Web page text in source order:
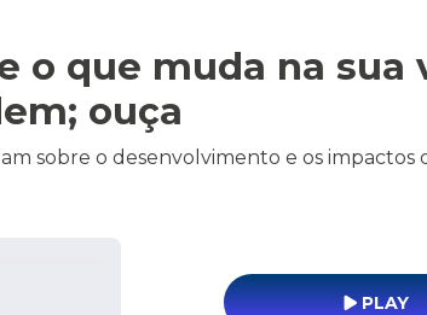
o que muda na sua
ouça
sobre o desenvolvimento e os impactos
PLAY